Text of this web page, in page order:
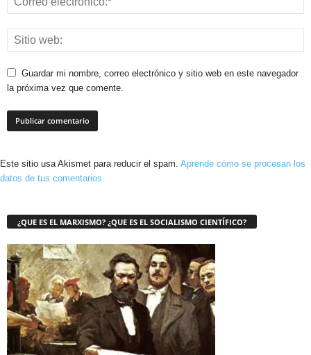
Guardar mi nombre, correo electrónico y sitio web en este navegador
la próxima vez que comente.
Este sitio usa Akismet para reducir el spam. Aprende cómo se procesan los
datos de tus comentarios.
¿QUE ES EL MARXISMO? ¿QUE ES EL SOCIALISMO CIENTÍFICO?